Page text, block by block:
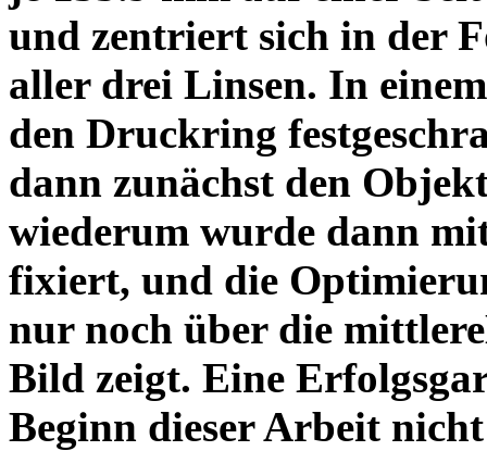
und zentriert sich in der
aller drei Linsen. In
den Druckring
dann zunächst den
wiederum wurde dann
fixiert, und die
nur noch über die
Bild zeigt. Eine
Beginn dieser Arbeit